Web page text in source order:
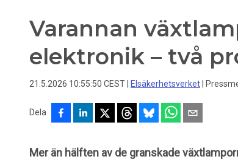
Varannan
elektronik – två
21.5.2026 10:55:50 CEST Elsäkerhetsverket
Dela
Mer än hälften av de granskade